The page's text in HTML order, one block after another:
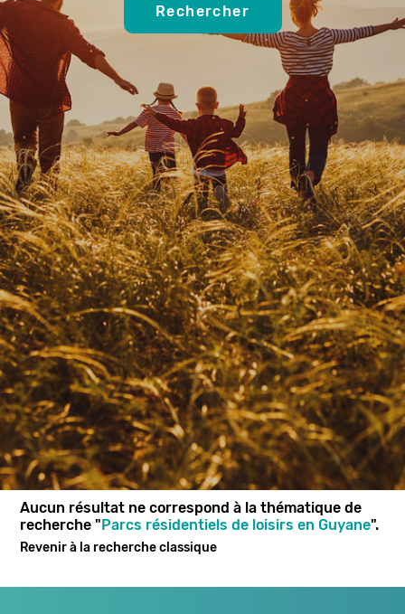
Rechercher
Aucun résultat ne correspond à la thématique de
recherche " Parcs résidentiels de loisirs en Guyane".
Revenir à la recherche classique